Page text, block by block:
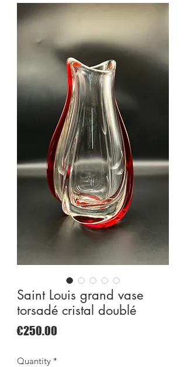
Saint Louis grand vase
torsadé cristal doublé
€250.00
Quantity *